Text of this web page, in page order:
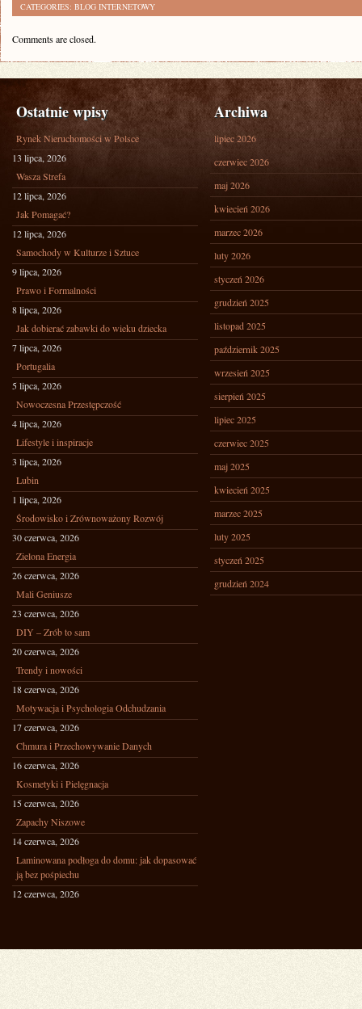
CATEGORIES: BLOG INTERNETOWY
Comments are closed.
Ostatnie wpisy
Rynek Nieruchomości w Polsce
13 lipca, 2026
Wasza Strefa
12 lipca, 2026
Jak Pomagać?
12 lipca, 2026
Samochody w Kulturze i Sztuce
9 lipca, 2026
Prawo i Formalności
8 lipca, 2026
Jak dobierać zabawki do wieku dziecka
7 lipca, 2026
Portugalia
5 lipca, 2026
Nowoczesna Przestępczość
4 lipca, 2026
Lifestyle i inspiracje
3 lipca, 2026
Lubin
1 lipca, 2026
Środowisko i Zrównoważony Rozwój
30 czerwca, 2026
Zielona Energia
26 czerwca, 2026
Mali Geniusze
23 czerwca, 2026
DIY – Zrób to sam
20 czerwca, 2026
Trendy i nowości
18 czerwca, 2026
Motywacja i Psychologia Odchudzania
17 czerwca, 2026
Chmura i Przechowywanie Danych
16 czerwca, 2026
Kosmetyki i Pielęgnacja
15 czerwca, 2026
Zapachy Niszowe
14 czerwca, 2026
Laminowana podłoga do domu: jak dopasować
ją bez pośpiechu
12 czerwca, 2026
Archiwa
lipiec 2026
czerwiec 2026
maj 2026
kwiecień 2026
marzec 2026
luty 2026
styczeń 2026
grudzień 2025
listopad 2025
październik 2025
wrzesień 2025
sierpień 2025
lipiec 2025
czerwiec 2025
maj 2025
kwiecień 2025
marzec 2025
luty 2025
styczeń 2025
grudzień 2024